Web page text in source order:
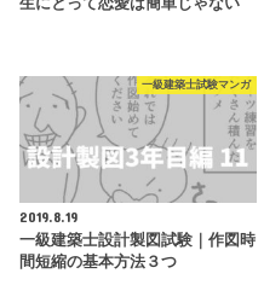
生にとって恋愛は簡単じゃない
一級建築士試験マンガ
2019.8.19
一級建築士設計製図試験｜作図時
間短縮の基本方法３つ